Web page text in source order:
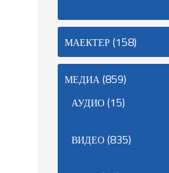
МАЕКТЕР(158)
МЕДИА(859)
АУДИО(15)
ВИДЕО(835)